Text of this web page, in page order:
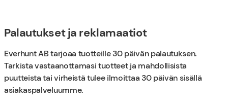
Palautukset ja reklamaatiot
Everhunt AB tarjoaa tuotteille 30 päivän palautuksen.
Tarkista vastaanottamasi tuotteet ja mahdollisista
puutteista tai virheistä tulee ilmoittaa 30 päivän sisällä
asiakaspalveluumme.